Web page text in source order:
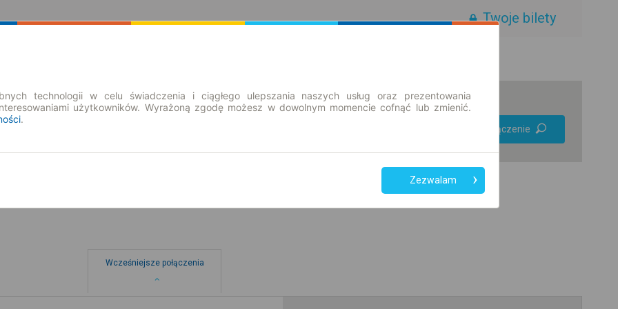
Twoje bilety
Znajdź połączenie
Wcześniejsze połączenia
technologii w celu świadczenia i ciągłego ulepszania naszych usług oraz prezentowania
użytkowników. Wyrażoną zgodę możesz w dowolnym momencie cofnąć lub zmienić.
.
Zezwalam